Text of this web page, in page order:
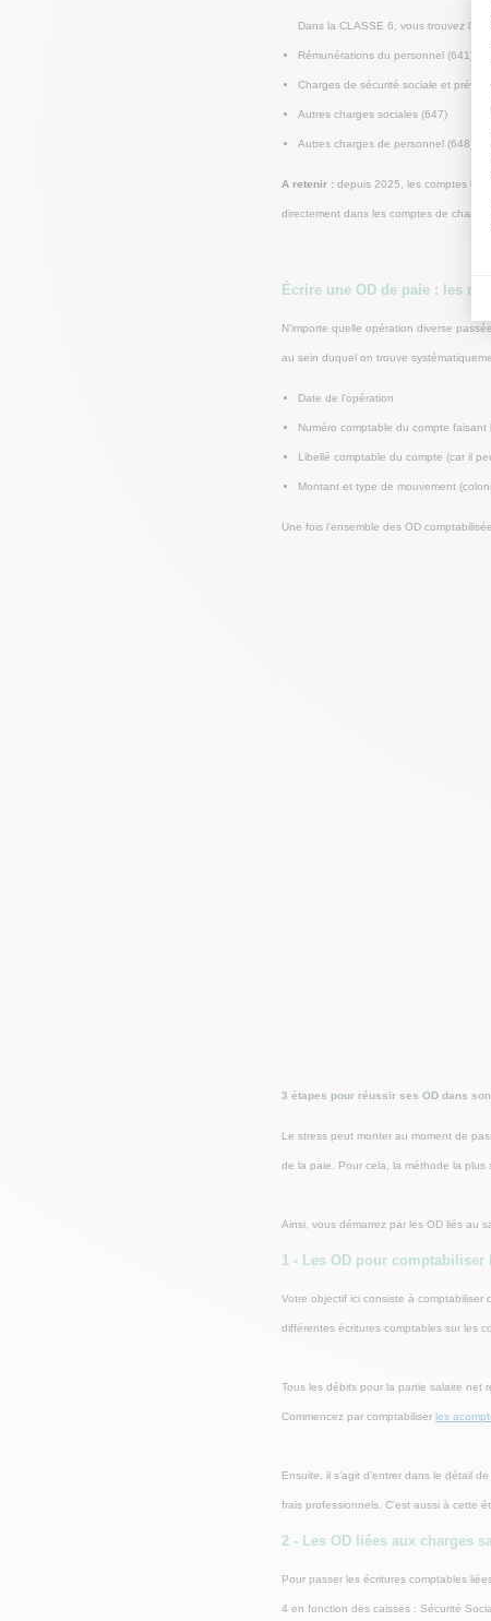
Dans la CLASSE 6, vous trouvez
Rémunérations du personnel (641)
Charges de sécurité sociale et
Autres charges sociales (647)
Autres charges de personnel (648)
A retenir : depuis 2025, les comptes
directement dans les comptes de
Écrire une OD de paie : les
N’importe quelle opération diverse
au sein duquel on trouve
Date de l’opération
Numéro comptable du compte faisant
Libellé comptable du compte (car il
Montant et type de mouvement
Une fois l’ensemble des OD
3 étapes pour réussir ses OD dans
Le stress peut monter au moment de
de la paie. Pour cela, la méthode la plus
Ainsi, vous démarrez par les OD liés au
1 - Les OD pour comptabiliser
Votre objectif ici consiste à
différentes écritures comptables sur les
Tous les débits pour la partie salaire net
Commencez par comptabiliser les
Ensuite, il s’agit d’entrer dans le détail
frais professionnels. C’est aussi à cette
2 - Les OD liées aux charges
Pour passer les écritures comptables
4 en fonction des caisses : Sécurité